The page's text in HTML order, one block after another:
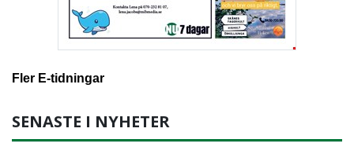
Fler E-tidningar
SENASTE I NYHETER